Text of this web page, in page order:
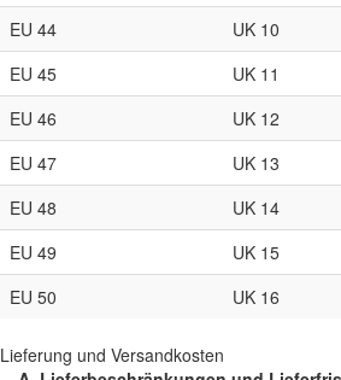
EU 44 UK 10
EU 45
UK 11
EU 46
UK 12
EU 47
UK 13
EU 48
UK 14
EU 49
UK 15
EU 50
UK 16
Lieferung und Versandkosten